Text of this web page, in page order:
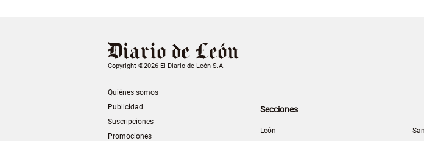
Copyright ©2026 El Diario de León S.A.
Quiénes somos
Publicidad
Suscripciones
Promociones
Secciones
León